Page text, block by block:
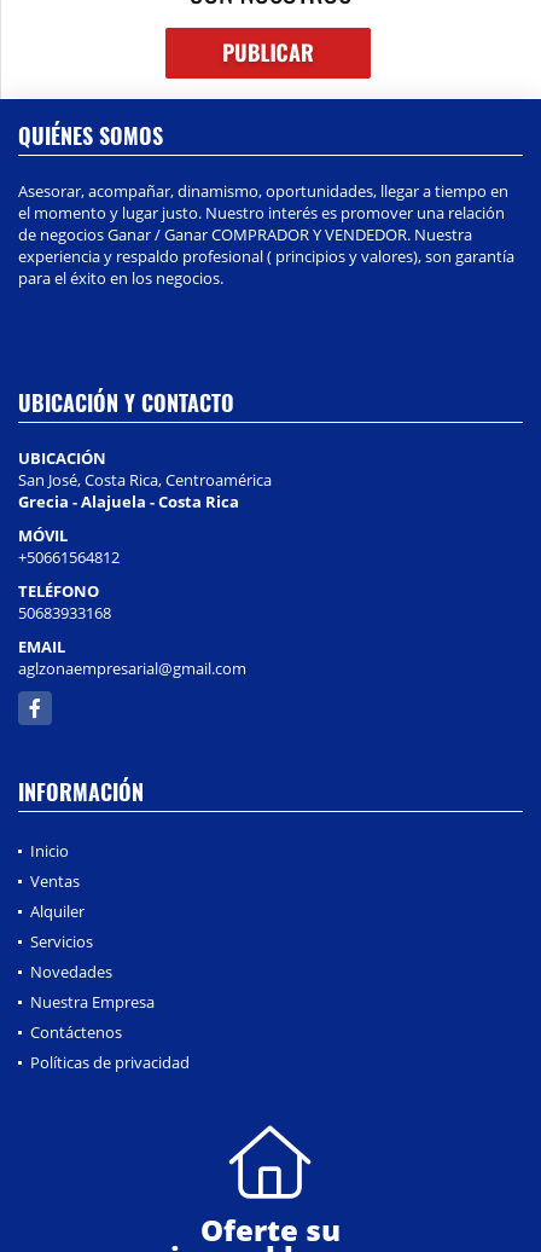
QUIÉNES SOMOS
Asesorar, acompañar, dinamismo, oportunidades, llegar a tiempo en
el momento y lugar justo. Nuestro interés es promover una relación
de negocios Ganar / Ganar COMPRADOR Y VENDEDOR. Nuestra
experiencia y respaldo profesional ( principios y valores), son garantía
para el éxito en los negocios.
UBICACIÓN Y CONTACTO
UBICACIÓN
San José, Costa Rica, Centroamérica
Grecia - Alajuela - Costa Rica
MÓVIL
+50661564812
TELÉFONO
50683933168
EMAIL
aglzonaempresarial@gmail.com
Facebook
INFORMACIÓN
Inicio
Ventas
Alquiler
Servicios
Novedades
Nuestra Empresa
Contáctenos
Políticas de privacidad
Oferte su